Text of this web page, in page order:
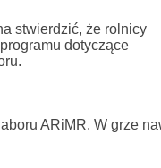
stwierdzić, że rolnicy
dotyczące
ARiMR. W grze